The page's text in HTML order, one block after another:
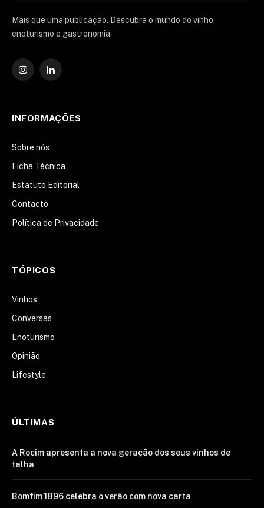
Mais que uma publicação. Descubra o mundo do vinho,
enoturismo e gastronomia.
Instagram
O
INFORMAÇÕES
Sobre nós
Ficha Técnica
Estatuto Editorial
Contacto
Política de Privacidade
TÓPICOS
Vinhos
Conversas
Enoturismo
Opinião
Lifestyle
ÚLTIMAS
A Rocim apresenta a nova geração dos seus vinhos de
talha
Bomfim 1896 celebra o verão com nova carta